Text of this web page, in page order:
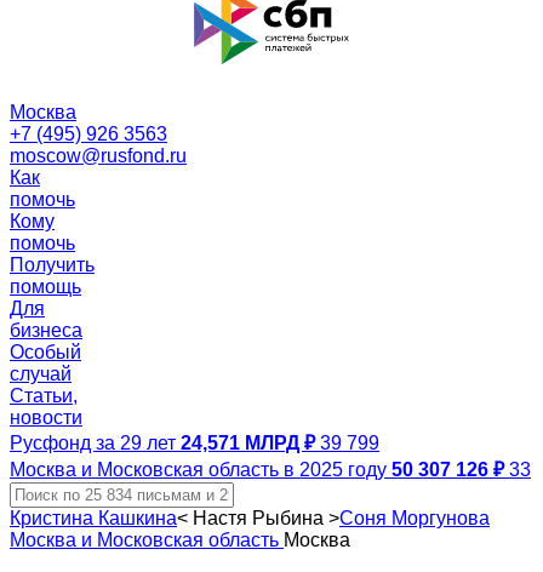
Москва
+7 (495) 926 3563
moscow@rusfond.ru
Как
помочь
Кому
помочь
Получить
помощь
Для
бизнеса
Особый
случай
Статьи,
новости
Русфонд за 29 лет 24,571 МЛРД ₽ 39 799
Москва и Московская область в 2025 году 50 307 126 ₽ 33
Кристина Кашкина< Настя Рыбина >Соня Моргунова
Москва и Московская область Москва